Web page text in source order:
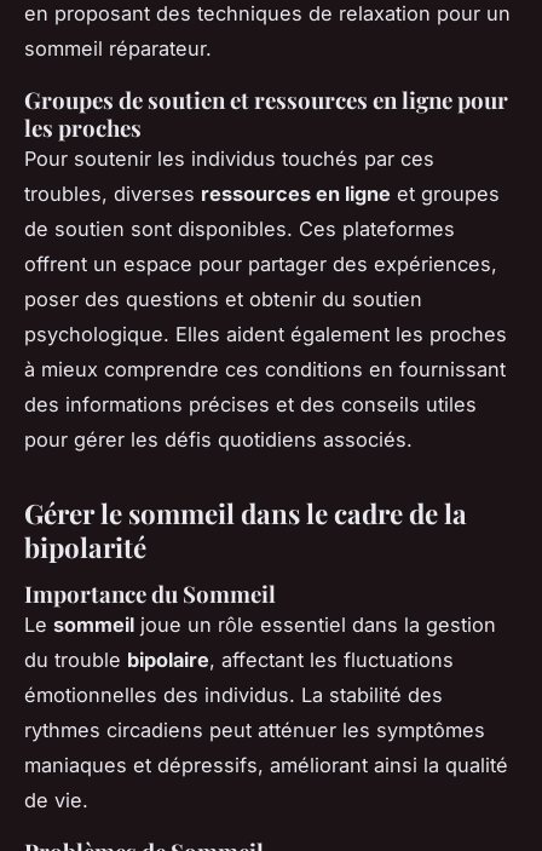
en proposant des techniques de relaxation pour un
sommeil réparateur.
Groupes de soutien et ressources en ligne pour
les proches
Pour soutenir les individus touchés par ces
troubles, diverses ressources en ligne et groupes
de soutien sont disponibles. Ces plateformes
offrent un espace pour partager des expériences,
poser des questions et obtenir du soutien
psychologique. Elles aident également les proches
à mieux comprendre ces conditions en fournissant
des informations précises et des conseils utiles
pour gérer les défis quotidiens associés.
Gérer le sommeil dans le cadre de la
bipolarité
Importance du Sommeil
Le sommeil joue un rôle essentiel dans la gestion
du trouble bipolaire, affectant les fluctuations
émotionnelles des individus. La stabilité des
rythmes circadiens peut atténuer les symptômes
maniaques et dépressifs, améliorant ainsi la qualité
de vie.